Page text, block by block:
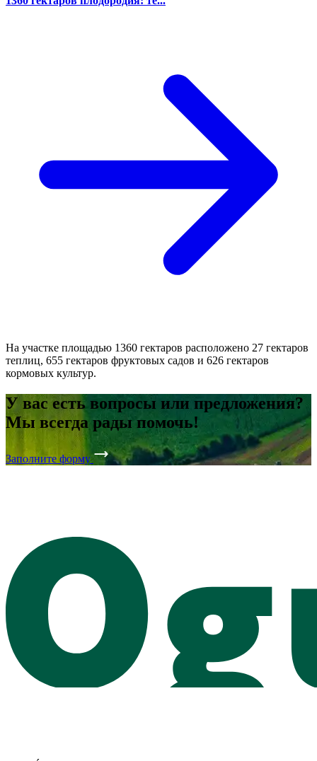
На участке площадью 1360 гектаров расположено 27 гектаров
теплиц, 655 гектаров фруктовых садов и 626 гектаров
кормовых культур.
У вас есть вопросы или предложения?
Мы всегда рады помочь!
Заполните форму